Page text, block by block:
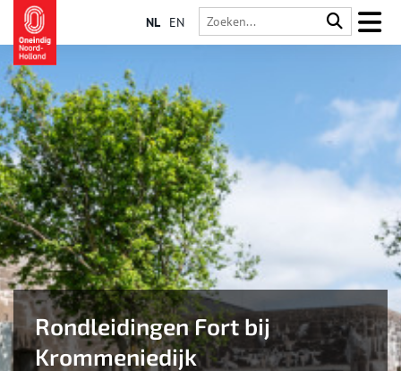
NL EN
Rondleidingen Fort bij
Krommeniedijk